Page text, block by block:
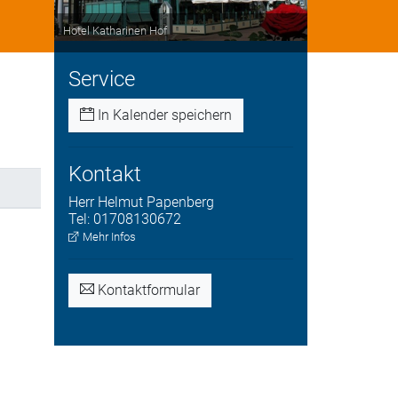
Hotel Katharinen Hof
Service
In Kalender speichern
Kontakt
Herr Helmut Papenberg
Tel: 01708130672
Mehr Infos
Kontaktformular